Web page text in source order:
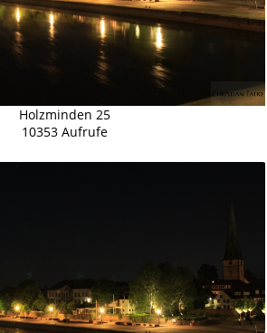
Holzminden 25
10353 Aufrufe